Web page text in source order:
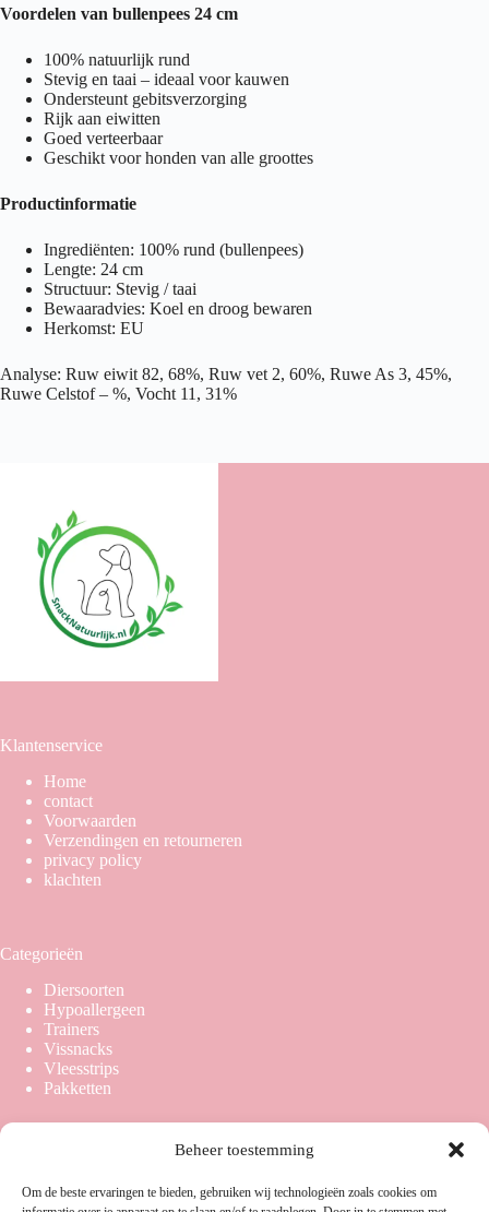
Beheer toestemming
Om de beste ervaringen te bieden, gebruiken wij technologieën zoals cookies om
Voordelen van bullenpees 24 cm
100% natuurlijk rund
Stevig en taai – ideaal voor kauwen
Ondersteunt gebitsverzorging
Rijk aan eiwitten
Goed verteerbaar
Geschikt voor honden van alle groottes
Productinformatie
Ingrediënten: 100% rund (bullenpees)
Lengte: 24 cm
Structuur: Stevig / taai
Bewaaradvies: Koel en droog bewaren
Herkomst: EU
Analyse: Ruw eiwit 82, 68%, Ruw vet 2, 60%, Ruwe As 3, 45%,
Ruwe Celstof – %, Vocht 11, 31%
Klantenservice
Home
contact
Voorwaarden
Verzendingen en retourneren
privacy policy
klachten
Categorieën
Diersoorten
Hypoallergeen
Trainers
Vissnacks
Vleesstrips
Pakketten
Sitemap